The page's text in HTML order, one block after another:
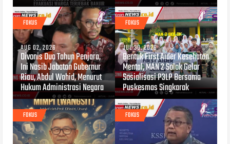
FOKUS
AUG 02, 2026
Divonis Dua Tahun Penjara,
Ini Nasib Jabatan Gubernur
Riau, Abdul Wahid, Menurut
Hukum Administrasi Negara
FOKUS
JUL 30, 2026
Bentuk First Aider Kesehatan
Mental, MAN 2 Solok Gelar
Sosialisasi P3LP Bersama
Puskesmas Singkarak
FOKUS FOKUS